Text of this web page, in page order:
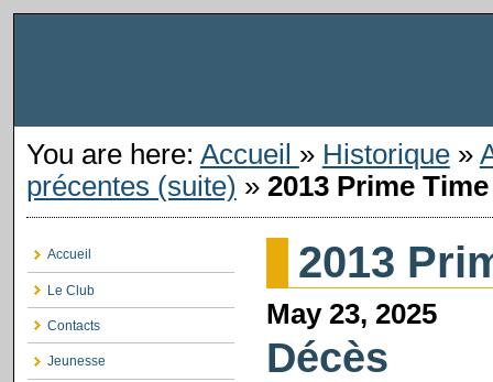
You are here: Accueil » Historique»
précentes (suite) » 2013 Prime
Accueil
Le Club
Contacts
Jeunesse
2013
May 23, 2025
Décès